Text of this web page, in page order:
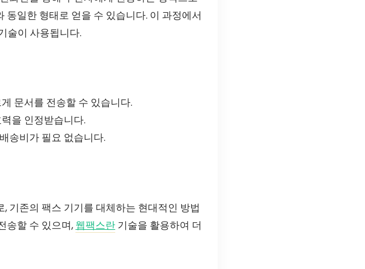
일한 형태로 얻을 수 있습니다. 이 과정에서
술이 사용됩니다.
문서를 전송할 수 있습니다.
을 인정받습니다.
송비가 필요 없습니다.
기존의 팩스 기기를 대체하는 현대적인 방법
송할 수 있으며, 웹팩스란 기술을 활용하여 더